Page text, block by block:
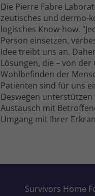
Die Pierre Fabre
zeutisches und dermo-
logisches Know-how.
Person einsetzen,
Idee treibt uns an.
Lösungen, die – von
Wohl­befinden der
Patienten sind für uns
Deswegen unter­­stützen
Austausch mit
Umgang mit Ihrer
Survivors Home